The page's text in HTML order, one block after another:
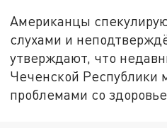
Американцы
слухами и
утверждают, что
Чеченской Республики
проблемами со